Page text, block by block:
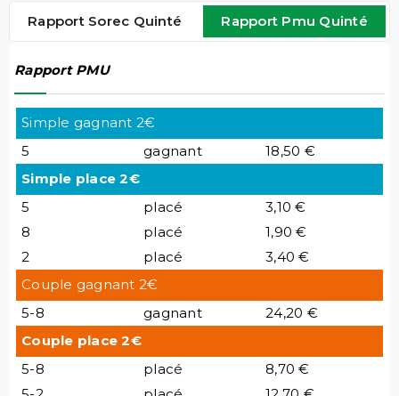
Rapport Sorec Quinté Rapport Pmu Quinté
Rapport PMU
Simple gagnant 2€
5
gagnant
18,50 €
Simple place 2€
5
placé
3,10 €
8
placé
1,90 €
2
placé
3,40 €
Couple gagnant 2€
5-8
gagnant
24,20 €
Couple place 2€
5-8
placé
8,70 €